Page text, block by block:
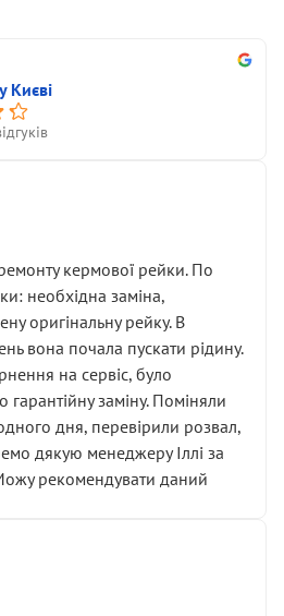
Києві
кермової рейки. По
необхідна заміна,
оригінальну рейку. В
вона почала пускати рідину.
на сервіс, було
заміну. Поміняли
дня, перевірили розвал,
дякую менеджеру Іллі за
рекомендувати даний